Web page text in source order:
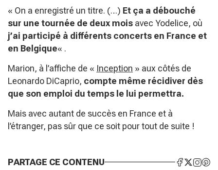
« On a enregistré un titre. (…) Et ça a débouché
sur une tournée de deux mois avec Yodelice, où
j’ai participé à différents concerts en France et
en Belgique« .
Marion, à l’affiche de « Inception » aux côtés de
Leonardo DiCaprio, compte même récidiver dès
que son emploi du temps le lui permettra.
Mais avec autant de succès en France et à
l’étranger, pas sûr que ce soit pour tout de suite !
PARTAGE CE CONTENU